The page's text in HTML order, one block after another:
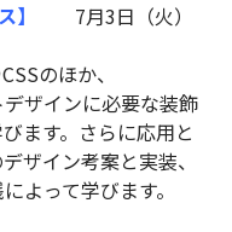
】
7月3日（火）
のほか、
ザインに必要な装飾
ます。さらに応用と
ザイン考案と実装、
よって学びます。